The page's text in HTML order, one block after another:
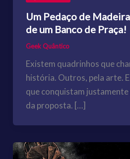
Um Pedaço de
de um Banco de Praça!
Geek Quântico
Existem quadrinhos que
história. Outros, pela arte.
que conquistam
da proposta. […]